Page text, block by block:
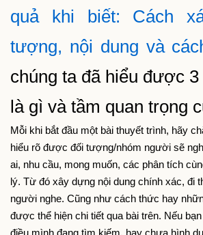
quả khi biết: Cách
tượng, nội dung và
chúng ta đã hiểu được
là gì và tầm quan trọng
Mỗi khi bắt đầu một bài thuyết trình, hãy
hiểu rõ được đối tượng/nhóm người sẽ
ai, nhu cầu, mong muốn, các phân tích
lý. Từ đó xây dựng nội dung chính xác, đi
người nghe. Cũng như cách thức hay
được thể hiện chi tiết qua bài trên. Nếu
điều mình đang tìm kiếm, hay chưa hình